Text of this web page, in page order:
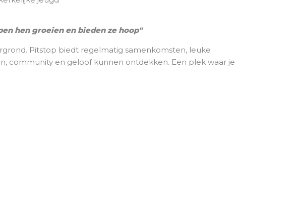
hen groeien en bieden ze hoop"
Pitstop biedt regelmatig samenkomsten, leuke
community en geloof kunnen ontdekken. Een plek waar je